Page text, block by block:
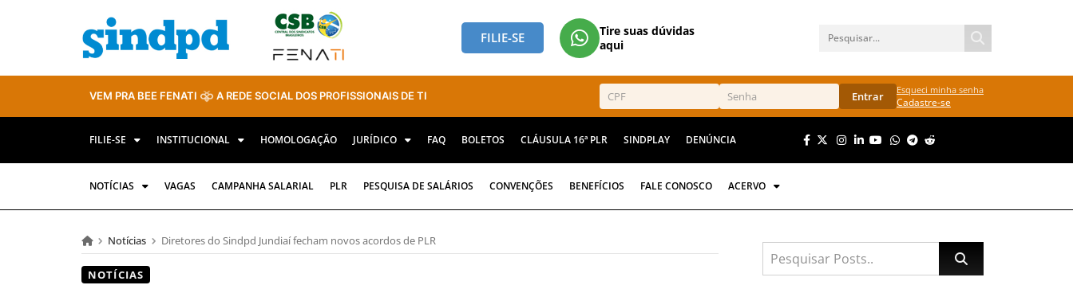
FILIE-SE
Tire suas dúvidas
aqui
VEM PRA BEE FENATI A REDE SOCIAL DOS PROFISSIONAIS DE TI Entrar Esqueci minha senha
Cadastre-se
FILIE-SE INSTITUCIONAL HOMOLOGAÇÃO JURÍDICO FAQ BOLETOS CLÁUSULA 16ª PLR SINDPLAY DENÚNCIA
NOTÍCIAS VAGAS CAMPANHA SALARIAL PLR PESQUISA DE SALÁRIOS CONVENÇÕES BENEFÍCIOS FALE CONOSCO ACERVO
Notícias Diretores do Sindpd Jundiaí fecham novos acordos de PLR
NOTÍCIAS